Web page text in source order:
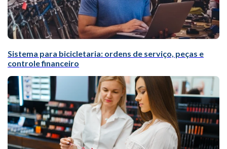
Sistema para bicicletaria: ordens de serviço, peças e
controle financeiro